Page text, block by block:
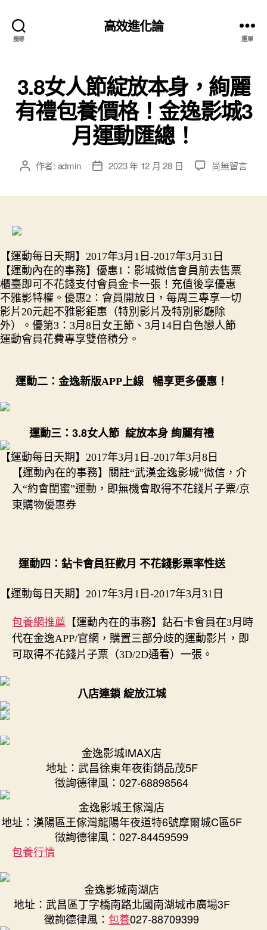
搜尋
高效進化論
選單
3.8女人節綻放本身，絢麗
有禮包養價格！金逸影城3
月運動匯總！
文 作者: admin
文 2023 年 12 月 28 日
在
本
身，
絢
麗
有
禮
格！
金
城
3
月
運
動
匯
尚無留言
【運動每日天期】2017年3月1日-2017年3月31日
【運動內在的事務】 優惠1：影城微信會員前去售票
櫃臺即可不花錢支付會員金卡一張！充值後享優惠
不雅影特權。優惠2：會員開放日，每周三專享一切
影片20元起不雅影鉅惠（特別影片及特別影廳除
外）。優第3：3月8日女王節、3月14日白色戀人節
運動會員花費專享雙倍積分。
運動二：金逸新版APP上線 暢享更多優惠！
運動三： 3.8女人節 綻放本身 絢麗有禮
【運動每日天期】2017年3月1日-2017年3月8日
【運動內在的事務】關註“武漢金逸影城”微信，介
入“約會閨蜜”運動，即無機會取得不花錢片子票/京
東購物優惠券
運動四：鉆卡會員狂歡月 不花錢影票率性送
【運動每日天期】2017年3月1日-2017年3月31日
包養網推薦 【運動內在的事務】鉆石卡會員在3月時
代在金逸APP/官網，購置三部分歧的運動影片，即
可取得不花錢片子票（3D/2D通看）一張。
八店連鎖綻放江城
金逸影城IMAX店
地址：武昌徐東年夜街銷品茂5F
徵詢德律風：027-68898564
金逸影城王傢灣店
地址：漢陽區王傢灣龍陽年夜道特6號摩爾城C區5F
徵詢德律風：027-84459599
包養行情
金逸影城南湖店
地址：武昌區丁字橋南路北國南湖城市廣場3F
徵詢德律風： 包養027-88709399